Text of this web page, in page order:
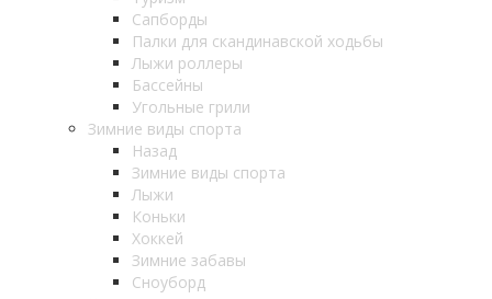
Сапборды
Палки для скандинавской ходьбы
Лыжи роллеры
Бассейны
Угольные грили
Зимние виды спорта
Назад
Зимние виды спорта
Лыжи
Коньки
Хоккей
Зимние забавы
Сноуборд